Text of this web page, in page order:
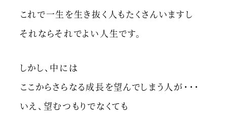
これで一生を生き抜く人もたくさんいますし
それならそれでよい人生です。
しかし、中には
ここからさらなる成長を望んでしまう人が・・・
いえ、望むつもりでなくても